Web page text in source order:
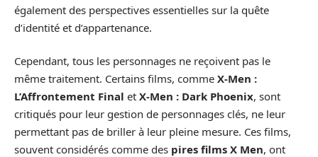
également des perspectives essentielles sur la quête
d’identité et d’appartenance.
Cependant, tous les personnages ne reçoivent pas le
même traitement. Certains films, comme X-Men :
L’Affrontement Final et X-Men : Dark Phoenix, sont
critiqués pour leur gestion de personnages clés, ne leur
permettant pas de briller à leur pleine mesure. Ces films,
souvent considérés comme des pires films X Men, ont